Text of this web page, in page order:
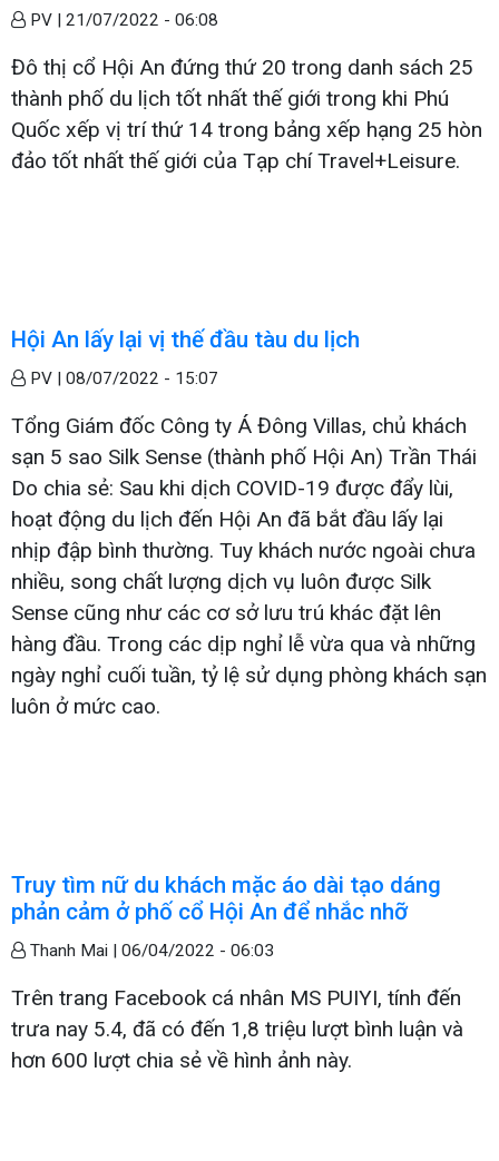
PV | 21/07/2022 - 06:08
Đô thị cổ Hội An đứng thứ 20 trong danh sách 25
thành phố du lịch tốt nhất thế giới trong khi Phú
Quốc xếp vị trí thứ 14 trong bảng xếp hạng 25 hòn
đảo tốt nhất thế giới của Tạp chí Travel+Leisure.
Hội An lấy lại vị thế đầu tàu du lịch
PV | 08/07/2022 - 15:07
Tổng Giám đốc Công ty Á Đông Villas, chủ khách
sạn 5 sao Silk Sense (thành phố Hội An) Trần Thái
Do chia sẻ: Sau khi dịch COVID-19 được đẩy lùi,
hoạt động du lịch đến Hội An đã bắt đầu lấy lại
nhịp đập bình thường. Tuy khách nước ngoài chưa
nhiều, song chất lượng dịch vụ luôn được Silk
Sense cũng như các cơ sở lưu trú khác đặt lên
hàng đầu. Trong các dịp nghỉ lễ vừa qua và những
ngày nghỉ cuối tuần, tỷ lệ sử dụng phòng khách sạn
luôn ở mức cao.
Truy tìm nữ du khách mặc áo dài tạo dáng
phản cảm ở phố cổ Hội An để nhắc nhỡ
Thanh Mai | 06/04/2022 - 06:03
Trên trang Facebook cá nhân MS PUIYI, tính đến
trưa nay 5.4, đã có đến 1,8 triệu lượt bình luận và
hơn 600 lượt chia sẻ về hình ảnh này.